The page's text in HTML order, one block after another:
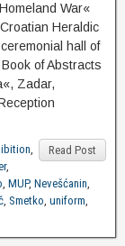
War«
Heraldic
hall of
of Abstracts
Zadar,
Read Post
,
,
, MUP, Nevešćanin,
, Smetko, uniform,